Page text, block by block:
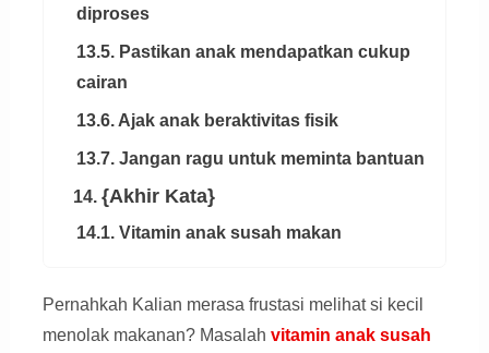
diproses
13.5. Pastikan anak mendapatkan cukup
cairan
13.6. Ajak anak beraktivitas fisik
13.7. Jangan ragu untuk meminta bantuan
14. {Akhir Kata}
14.1. Vitamin anak susah makan
Pernahkah Kalian merasa frustasi melihat si kecil
menolak makanan? Masalah vitamin anak susah